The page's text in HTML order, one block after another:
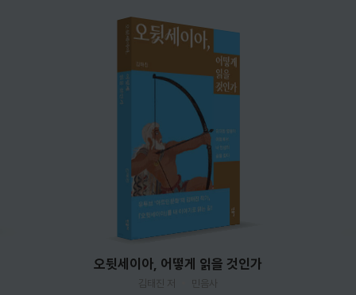
오뒷세이아, 어떻게 읽을 것인가
김태진 저
민음사